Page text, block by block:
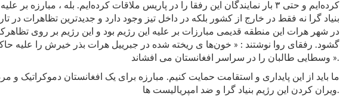
کرده‌ایم و حتی ۳ بار نمایندگان این رفقا را در پاریس ملاقات کرده‌ایم. بله ، مبارزه بر
در شهر هرات این منطقه قدیمی مبارزات بر علیه این رژیم بود و این رژیم بر روی
گشود. رفقای روا نوشتند : « خون‌ها ی ریخته شده در جبرییل هرات بذر خیرش را علیه
وسطایی طالبان را در سراسر افغانستان می افشاند ».
ما باید از این پایداری و استقامت حمایت کنیم. مبارزه برای یک افغانستان دموکراتیک و
ویران کردن این رژیم بنیاد گرا و ضد امپریالیست ها.